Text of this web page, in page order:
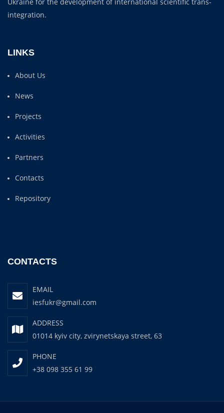
integration.
LINKS
About Us
News
Projects
Activities
Partners
Contacts
Repository
CONTACTS
EMAIL
iesfukr@gmail.com
ADDRESS
01014 kyiv city, zvirynetskaya street, 63
PHONE
+38 098 355 61 99